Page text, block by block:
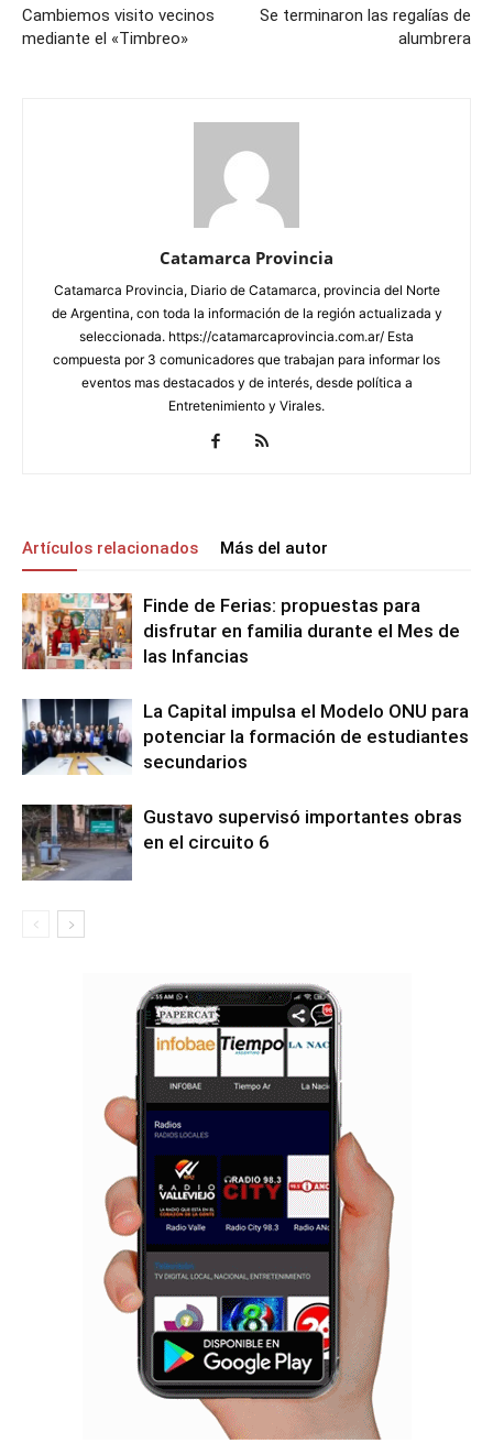
Cambiemos visito vecinos
mediante el «Timbreo»
Se terminaron las regalías de
alumbrera
Catamarca Provincia
Catamarca Provincia, Diario de Catamarca, provincia del Norte
de Argentina, con toda la información de la región actualizada y
seleccionada. https://catamarcaprovincia.com.ar/ Esta
compuesta por 3 comunicadores que trabajan para informar los
eventos mas destacados y de interés, desde política a
Entretenimiento y Virales.
Artículos relacionados Más del autor
Finde de Ferias: propuestas para
disfrutar en familia durante el Mes de
las Infancias
La Capital impulsa el Modelo ONU para
potenciar la formación de estudiantes
secundarios
Gustavo supervisó importantes obras
en el circuito 6